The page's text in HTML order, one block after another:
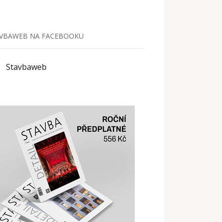
NA FACEBOOKU
Stavbaweb